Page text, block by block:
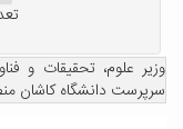
وزیر علوم، تحقیقات و
سرپرست دانشگاه کاشان